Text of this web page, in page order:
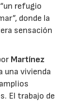
refugio
donde la
sensación
Martínez
una vivienda
El trabajo de